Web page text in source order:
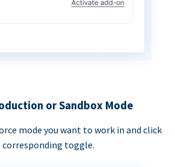
or Sandbox Mode
mode you want to work in and click
corresponding toggle.